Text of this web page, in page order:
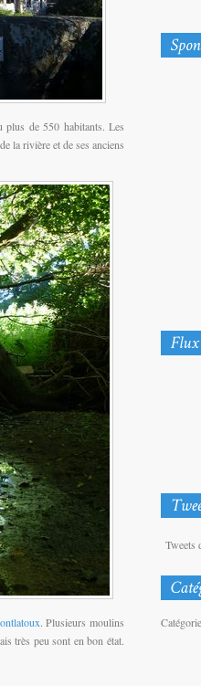
de 550 habitants. Les
la rivière et de ses anciens
. Plusieurs moulins
très peu sont en bon état.
Tweets